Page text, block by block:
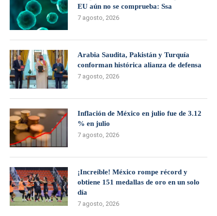
EU aún no se comprueba: Ssa
7 agosto, 2026
Arabia Saudita, Pakistán y Turquía
conforman histórica alianza de defensa
7 agosto, 2026
Inflación de México en julio fue de 3.12
% en julio
7 agosto, 2026
¡Increíble! México rompe récord y
obtiene 151 medallas de oro en un solo
día
7 agosto, 2026